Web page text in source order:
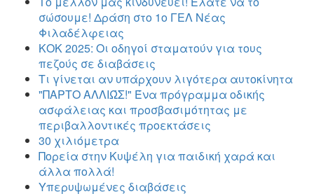
σώσουμε! Δράση στο 1ο ΓΕΛ Νέας
Φιλαδέλφειας
ΚΟΚ 2025: Οι οδηγοί σταματούν για τους
πεζούς σε διαβάσεις
Τι γίνεται αν υπάρχουν λιγότερα αυτοκίνητα
"ΠΑΡΤΟ ΑΛΛΙΏΣ!" Ένα πρόγραμμα οδικής
ασφάλειας και προσβασιμότητας με
περιβαλλοντικές προεκτάσεις
30 χιλιόμετρα
Πορεία στην Κυψέλη για παιδική χαρά και
άλλα πολλά!
Υπερυψωμένες διαβάσεις